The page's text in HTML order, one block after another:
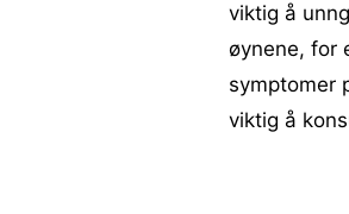
viktig å
øynene, for
symptomer
viktig å